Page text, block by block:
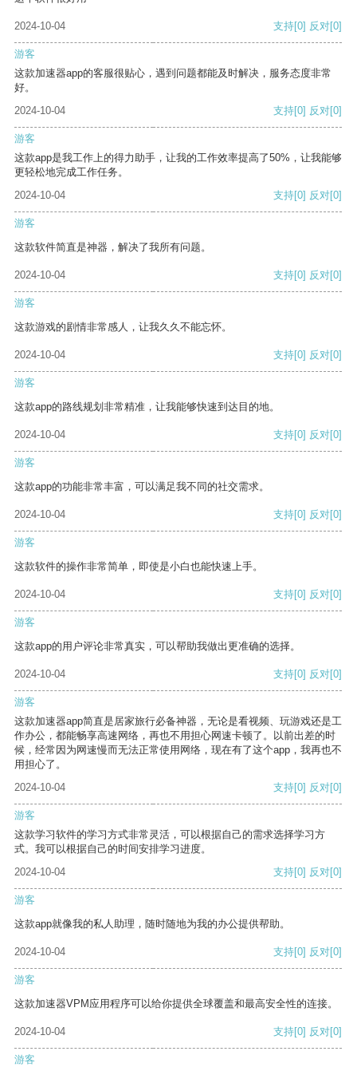
2024-10-04 支持[0] 反对[0]
游客
这款加速器app的客服很贴心，遇到问题都能及时解决，服务态度非常
好。
2024-10-04
支持[0] 反对[0]
游客
这款app是我工作上的得力助手，让我的工作效率提高了50%，让我能够
更轻松地完成工作任务。
2024-10-04
支持[0] 反对[0]
游客
这款软件简直是神器，解决了我所有问题。
2024-10-04 支持[0] 反对[0]
游客
这款游戏的剧情非常感人，让我久久不能忘怀。
2024-10-04 支持[0] 反对[0]
游客
这款app的路线规划非常精准，让我能够快速到达目的地。
2024-10-04 支持[0] 反对[0]
游客
这款app的功能非常丰富，可以满足我不同的社交需求。
2024-10-04 支持[0] 反对[0]
游客
这款软件的操作非常简单，即使是小白也能快速上手。
2024-10-04 支持[0] 反对[0]
游客
这款app的用户评论非常真实，可以帮助我做出更准确的选择。
2024-10-04 支持[0] 反对[0]
游客
这款加速器app简直是居家旅行必备神器，无论是看视频、玩游戏还是工
作办公，都能畅享高速网络，再也不用担心网速卡顿了。以前出差的时
候，经常因为网速慢而无法正常使用网络，现在有了这个app，我再也不
用担心了。
2024-10-04
支持[0] 反对[0]
游客
这款学习软件的学习方式非常灵活，可以根据自己的需求选择学习方
式。我可以根据自己的时间安排学习进度。
2024-10-04
支持[0] 反对[0]
游客
这款app就像我的私人助理，随时随地为我的办公提供帮助。
2024-10-04 支持[0] 反对[0]
游客
这款加速器VPM应用程序可以给你提供全球覆盖和最高安全性的连接。
2024-10-04 支持[0] 反对[0]
游客